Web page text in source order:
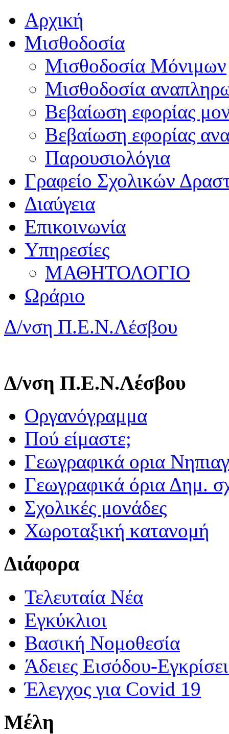
Αρχική
Μισθοδοσία
Μισθοδοσία Μόνιμων
Μισθοδοσία
Βεβαίωση εφορίας
Βεβαίωση εφορίας
Παρουσιολόγια
Γραφείο Σχολικών
Διαύγεια
Επικοινωνία
Υπηρεσίες
ΜΑΘΗΤΟΛΟΓΙΟ
Ωράριο
Δ/νση Π.Ε.Ν.Λέσβου
Δ/νση Π.Ε.Ν.Λέσβου
Οργανόγραμμα
Πού είμαστε;
Γεωγραφικά ορια
Γεωγραφικά όρια Δημ.
Σχολικές μονάδες
Χωροταξική κατανομή
Διάφορα
Τελευταία Νέα
Εγκύκλιοι
Βασική Νομοθεσία
Άδειες Εισόδου-
Έλεγχος για Covid 19
Μέλη